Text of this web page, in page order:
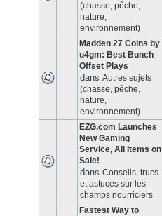
(chasse, pêche,
nature,
environnement)
Madden 27 Coins by
u4gm: Best Bunch
Offset Plays
dans Autres sujets
(chasse, pêche,
nature,
environnement)
EZG.com Launches
New Gaming
Service, All Items on
Sale!
dans Conseils, trucs
et astuces sur les
champs nourriciers
Fastest Way to